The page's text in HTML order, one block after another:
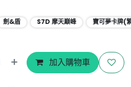
劍&盾 S7D 摩天巔峰 寶可夢卡牌(
加入購物車